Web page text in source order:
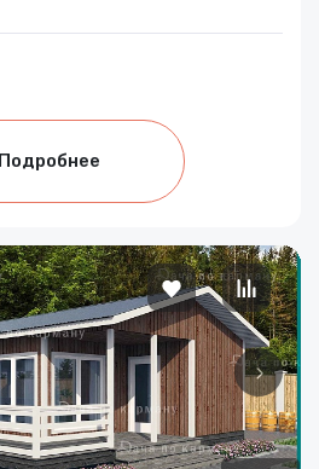
Подробнее